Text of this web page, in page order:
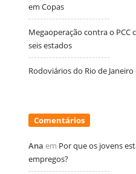
em Copas
Megaoperação contra o PCC
seis estados
Rodoviários do Rio de
Comentários
Ana em Por que os jovens
empregos?